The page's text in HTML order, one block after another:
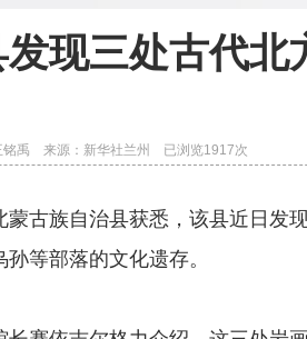
现三处古代北
禹 来源：新华社兰州 已浏览1917次
族自治县获悉，该县近日发
等部落的文化遗存。